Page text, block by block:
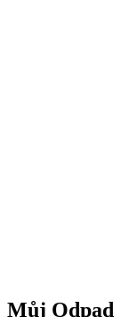
Můj Odpad